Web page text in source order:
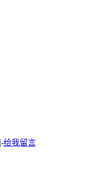
-给我留言